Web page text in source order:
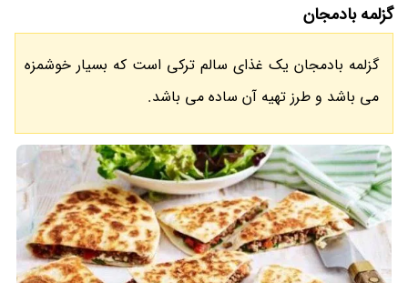
گزلمه بادمجان
گزلمه بادمجان یک غذای سالم ترکی است که بسیار خوشمزه
می باشد و طرز تهیه آن ساده می باشد.